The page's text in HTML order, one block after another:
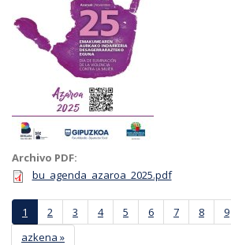
Archivo PDF:
bu_agenda_azaroa_2025.pdf
Páginas
1 2 3 4 5 6 7 8 9
azkena »